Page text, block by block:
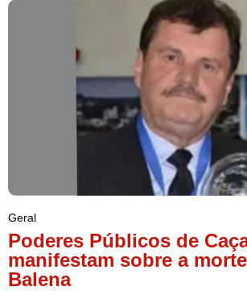
Geral
Poderes Públicos de
manifestam sobre a
Balena